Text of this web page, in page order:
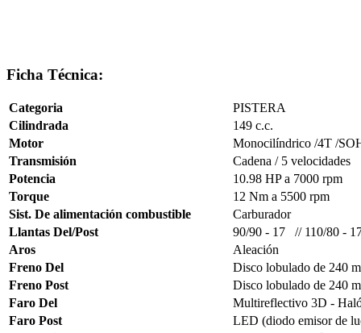
Ficha Técnica:
Categoria
PISTERA
Cilindrada
149 c.c.
Motor
Monocilíndrico /4T /
Transmisión
Cadena / 5 velocidades
Potencia
10.98 HP a 7000 rpm
Torque
12 Nm a 5500 rpm
Sist. De alimentación combustible
Carburador
Llantas Del/Post
90/90 - 17 // 110/80 -
Aros
Aleación
Freno Del
Disco lobulado de 240
Freno Post
Disco lobulado de 240
Faro Del
Multireflectivo 3D -
Faro Post
LED (diodo emisor de